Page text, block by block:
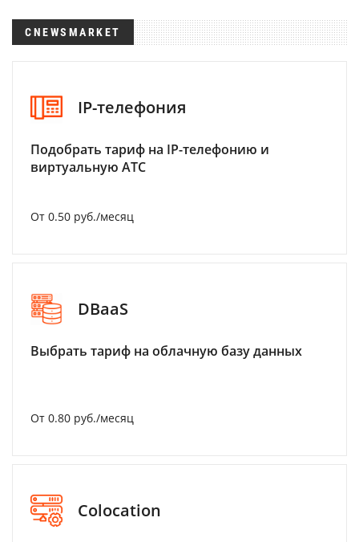
CNEWSMARKET
IP-телефония
Подобрать тариф на IP-телефонию и
виртуальную АТС
От 0.50 руб./месяц
DBaaS
Выбрать тариф на облачную базу данных
От 0.80 руб./месяц
Colocation